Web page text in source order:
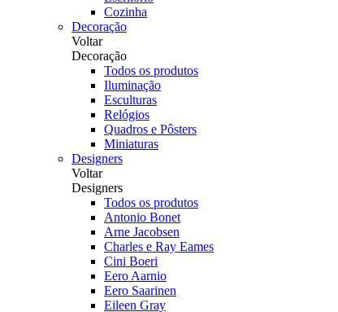
Cozinha
Decoração
Voltar
Decoração
Todos os produtos
Iluminação
Esculturas
Relógios
Quadros e Pôsters
Miniaturas
Designers
Voltar
Designers
Todos os produtos
Antonio Bonet
Arne Jacobsen
Charles e Ray Eames
Cini Boeri
Eero Aarnio
Eero Saarinen
Eileen Gray